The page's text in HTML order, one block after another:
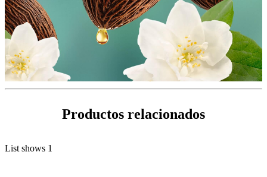
Productos relacionados
List shows 1